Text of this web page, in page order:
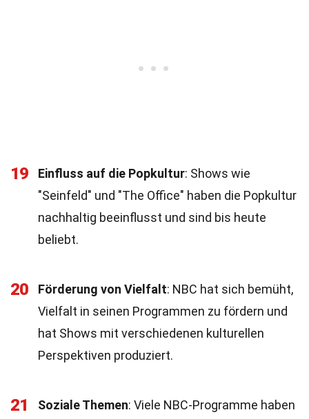
19 Einfluss auf die Popkultur: Shows wie
"Seinfeld" und "The Office" haben die Popkultur
nachhaltig beeinflusst und sind bis heute
beliebt.
20 Förderung von Vielfalt: NBC hat sich bemüht,
Vielfalt in seinen Programmen zu fördern und
hat Shows mit verschiedenen kulturellen
Perspektiven produziert.
21 Soziale Themen: Viele NBC-Programme haben